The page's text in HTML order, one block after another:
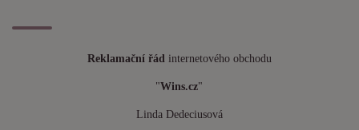
Reklamační řádinternetového obchodu
"Wins.cz"
Linda Dedeciusová